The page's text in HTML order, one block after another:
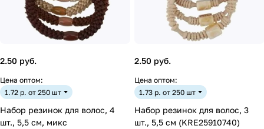
2.50 руб.
Цена оптом:
1.72 р. от 250 шт
Набор резинок для волос, 4
шт., 5,5 см, микс
2.50 руб.
Цена оптом:
1.73 р. от 250 шт
Набор резинок для волос, 3
шт., 5,5 см (KRE25910740)